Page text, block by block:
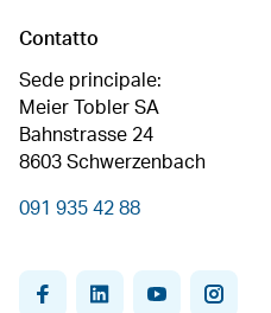
Contatto
Sede principale:
Meier Tobler SA
Bahnstrasse 24
8603 Schwerzenbach
091 935 42 88
facebooklinkedin youtubeinstagram